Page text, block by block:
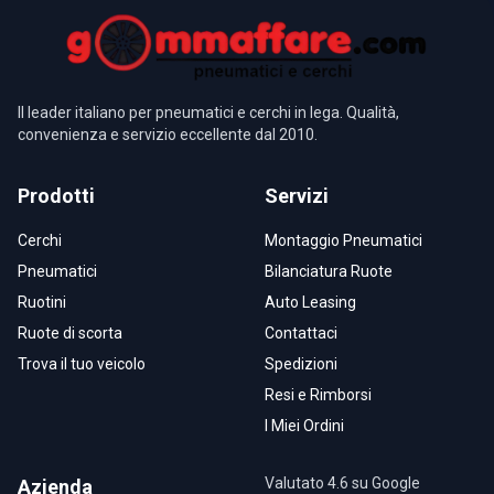
Il leader italiano per pneumatici e cerchi in lega. Qualità,
convenienza e servizio eccellente dal 2010.
Prodotti
Cerchi
Pneumatici
Ruotini
Ruote di scorta
Trova il tuo veicolo
Servizi
Montaggio Pneumatici
Bilanciatura Ruote
Auto Leasing
Contattaci
Spedizioni
Resi e Rimborsi
I Miei Ordini
Azienda Valutato 4.6 su Google